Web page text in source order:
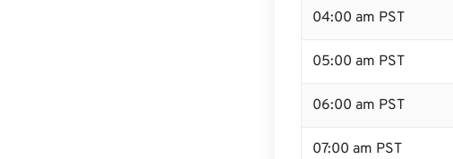
04:00 am PST
05:00 am PST
06:00 am PST
07:00 am PST